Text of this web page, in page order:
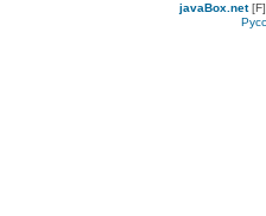
javaBox.net